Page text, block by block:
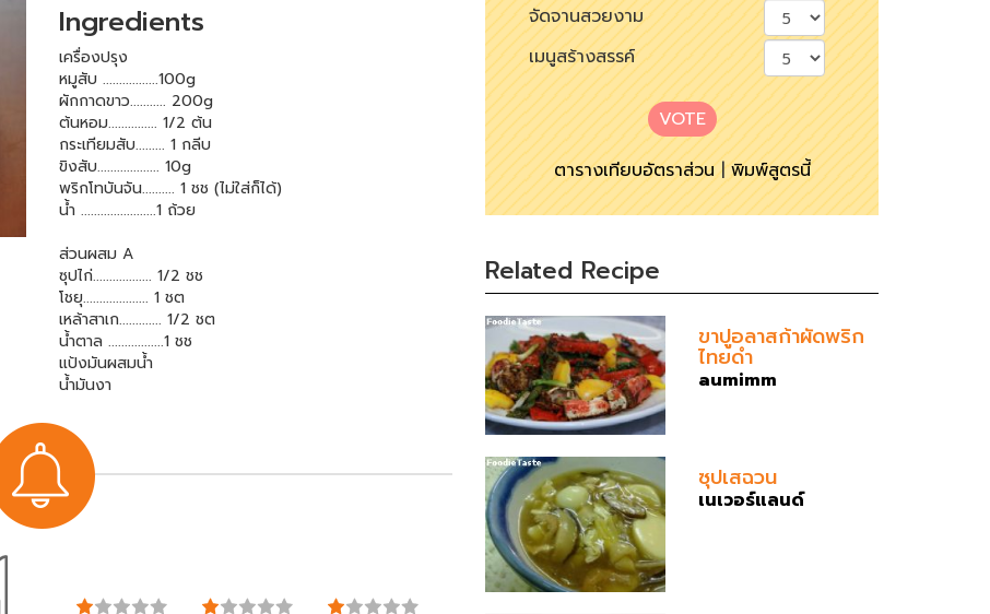
Ingredients
เครื่องปรุง
หมูสับ .................100g
ผักกาดขาว........... 200g
ต้นหอม............... 1/2 ต้น
กระเทียมสับ......... 1 กลีบ
ขิงสับ................... 10g
พริกโทบันจัน.......... 1 ชช (ไม่ใส่ก็ได้)
น้ำ .......................1 ถ้วย
ส่วนผสม A
ซุปไก่.................. 1/2 ชช
โชยุ.................... 1 ชต
เหล้าสาเก............. 1/2 ชต
น้ำตาล .................1 ชช
แป้งมันผสมน้ำ
น้ำมันงา
จัดจานสวยงาม
เมนูสร้างสรรค์
VOTE
ตารางเทียบอัตราส่วน|พิมพ์สูตรนี้
Related Recipe
ขาปูอลาสก้าผัดพริก
ไทยดำ
aumimm
ซุปเสฉวน
เนเวอร์แลนด์